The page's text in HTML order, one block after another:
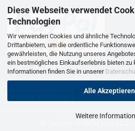
Diese Webseite verwendet
Technologien
Wir verwenden Cookies und ähnliche
Drittanbietern, um die ordentliche
gewährleisten, die Nutzung unseres
ein bestmögliches Einkaufserlebnis bieten zu
Informationen finden Sie in unserer
Alle Akzeptieren
Weitere